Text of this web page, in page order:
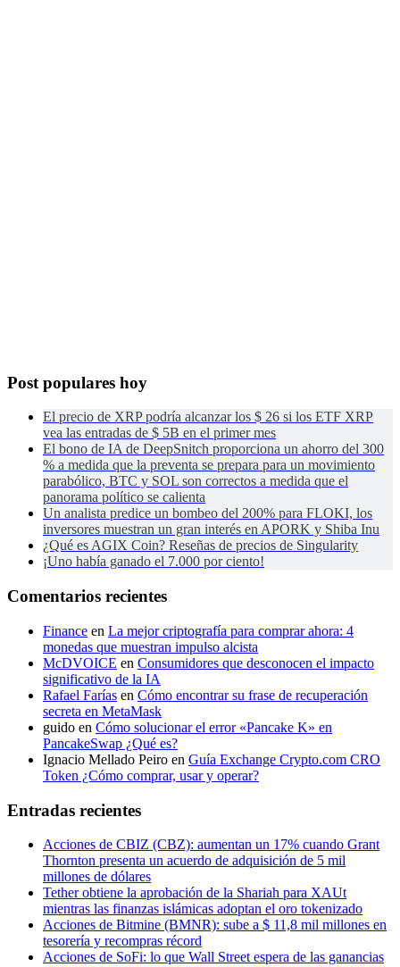
Post populares hoy
El precio de XRP podría alcanzar los $ 26 si los ETF XRP
vea las entradas de $ 5B en el primer mes
El bono de IA de DeepSnitch proporciona un ahorro del 300
% a medida que la preventa se prepara para un movimiento
parabólico, BTC y SOL son correctos a medida que el
panorama político se calienta
Un analista predice un bombeo del 200% para FLOKI, los
inversores muestran un gran interés en APORK y Shiba Inu
¿Qué es AGIX Coin? Reseñas de precios de Singularity
¡Uno había ganado el 7.000 por ciento!
Comentarios recientes
Finance en La mejor criptografía para comprar ahora: 4
monedas que muestran impulso alcista
McDVOICE en Consumidores que desconocen el impacto
significativo de la IA
Rafael Farías en Cómo encontrar su frase de recuperación
secreta en MetaMask
guido en Cómo solucionar el error «Pancake K» en
PancakeSwap ¿Qué es?
Ignacio Mellado Peiro en Guía Exchange Crypto.com CRO
Token ¿Cómo comprar, usar y operar?
Entradas recientes
Acciones de CBIZ (CBZ): aumentan un 17% cuando Grant
Thornton presenta un acuerdo de adquisición de 5 mil
millones de dólares
Tether obtiene la aprobación de la Shariah para XAUt
mientras las finanzas islámicas adoptan el oro tokenizado
Acciones de Bitmine (BMNR): sube a $ 11,8 mil millones en
tesorería y recompras récord
Acciones de SoFi: lo que Wall Street espera de las ganancias